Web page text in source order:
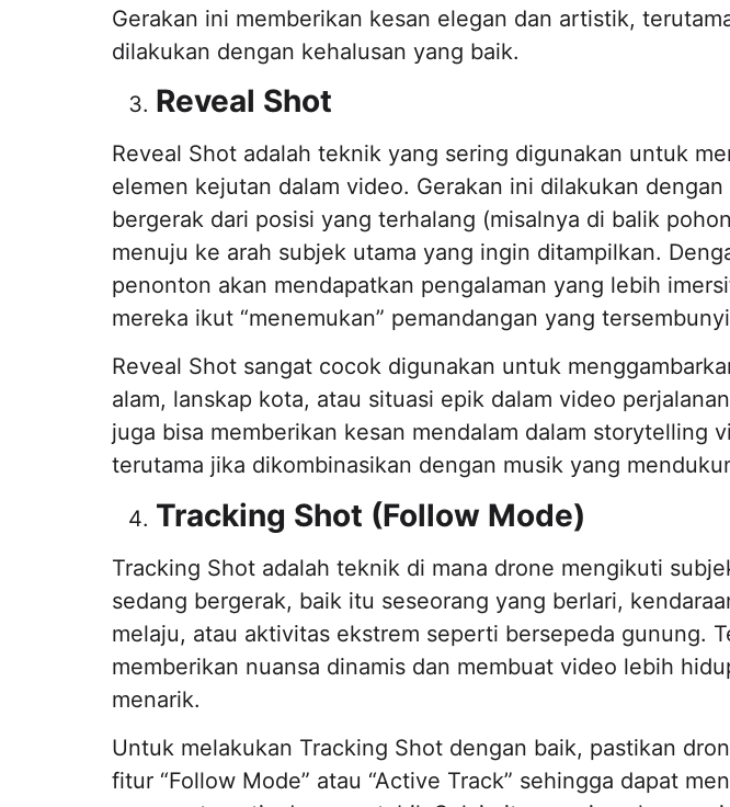
Gerakan ini memberikan kesan elegan dan artistik,
dilakukan dengan kehalusan yang baik.
Reveal Shot
Reveal Shot adalah teknik yang sering digunakan untuk
elemen kejutan dalam video. Gerakan ini dilakukan dengan
bergerak dari posisi yang terhalang (misalnya di balik
menuju ke arah subjek utama yang ingin ditampilkan.
penonton akan mendapatkan pengalaman yang lebih
mereka ikut “menemukan” pemandangan yang
Reveal Shot sangat cocok digunakan untuk
alam, lanskap kota, atau situasi epik dalam video
juga bisa memberikan kesan mendalam dalam storytelling
terutama jika dikombinasikan dengan musik yang
Tracking Shot (Follow Mode)
Tracking Shot adalah teknik di mana drone mengikuti
sedang bergerak, baik itu seseorang yang berlari,
melaju, atau aktivitas ekstrem seperti bersepeda gunung.
memberikan nuansa dinamis dan membuat video lebih
menarik.
Untuk melakukan Tracking Shot dengan baik, pastikan
fitur “Follow Mode” atau “Active Track” sehingga dapat